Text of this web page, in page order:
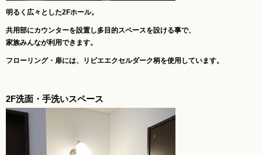
明るく広々とした2Fホール。
共用部にカウンターを設置し多目的スペースを設ける事で、
家族みんなが利用できます。
フローリング・扉には、リビエエクセルダーク柄を使用しています。
2F洗面・手洗いスペース